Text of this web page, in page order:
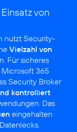
von
nutzt Security-
Vielzahl von
Für sicheres
365
Security Broker
kontrolliert
Das
eingehalten